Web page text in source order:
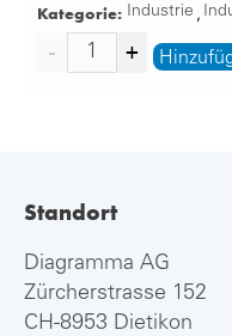
Kategorie: Industrie ,
Standort
Diagramma AG
Zürcherstrasse 152
CH-8953 Dietikon